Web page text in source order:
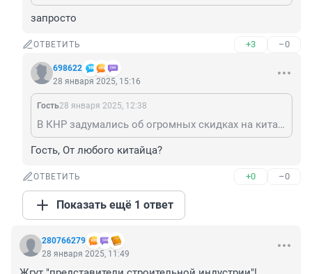
запросто
ОТВЕТИТЬ +3 –0
698622
28 января 2025, 15:16
Гость28 января 2025, 12:38
В КНР задумались об огромных скидках на китайские авто для женщин из РФ, если ребёнок будет зачат от китайца...
Гость, От любого китайца?
ОТВЕТИТЬ +0 –0
Показать ещё 1 ответ
280766279
28 января 2025, 11:49